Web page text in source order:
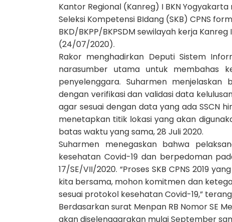
Kantor Regional (Kanreg) I BKN
Seleksi Kompetensi BIdang (SKB) CPNS
BKD/BKPP/BKPSDM sewilayah kerja
(24/07/2020).
Rakor menghadirkan Deputi Sistem
narasumber utama untuk membahas
penyelenggara. Suharmen
dengan verifikasi dan validasi data
agar sesuai dengan data yang ada SSCN
menetapkan titik lokasi yang akan
batas waktu yang sama, 28 Juli 2020.
Suharmen menegaskan bahwa
kesehatan Covid-19 dan berpedoman
17/SE/VII/2020. “Proses SKB CPNS 2019
kita bersama, mohon komitmen dan
sesuai protokol kesehatan Covid-19,”
Berdasarkan surat Menpan RB Nomor SE
akan diselenggarakan mulai September